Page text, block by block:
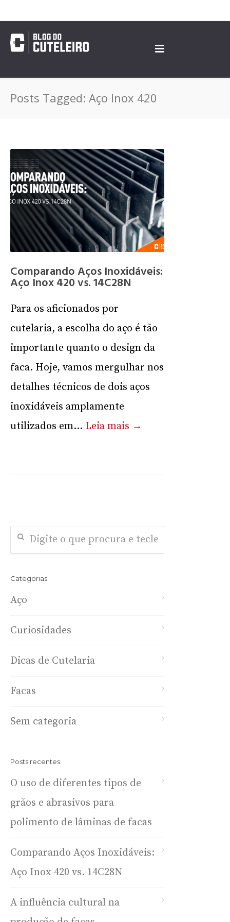
Posts Tagged: Aço Inox 420
Comparando Aços Inoxidáveis:
Aço Inox 420 vs. 14C28N
Para os aficionados por
cutelaria, a escolha do aço é tão
importante quanto o design da
faca. Hoje, vamos mergulhar nos
detalhes técnicos de dois aços
inoxidáveis amplamente
utilizados em... Leia mais →
Categorias
Aço
Curiosidades
Dicas de Cutelaria
Facas
Sem categoria
Posts recentes
O uso de diferentes tipos de
grãos e abrasivos para
polimento de lâminas de facas
Comparando Aços Inoxidáveis:
Aço Inox 420 vs. 14C28N
A influência cultural na